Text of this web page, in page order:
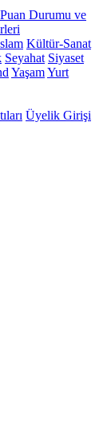
Durumu ve
Kültür-Sanat
Seyahat Siyaset
YaşamYurt
Üyelik Girişi